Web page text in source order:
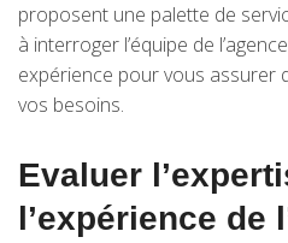
proposent une palette de
à interroger l’équipe de
expérience pour vous assurer
vos besoins.
Evaluer
l’expérience de